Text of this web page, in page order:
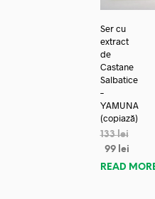
Ser cu
extract
de
Castane
Salbatice
–
YAMUNA
(copiază)
133lei
99 lei
READ